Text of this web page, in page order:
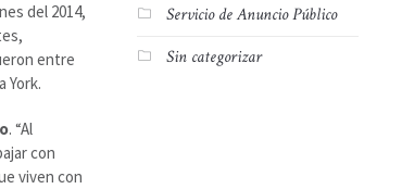
del 2014,
entre
York.
. “Al
con
viven con
Servicio de Anuncio Público
Sin categorizar